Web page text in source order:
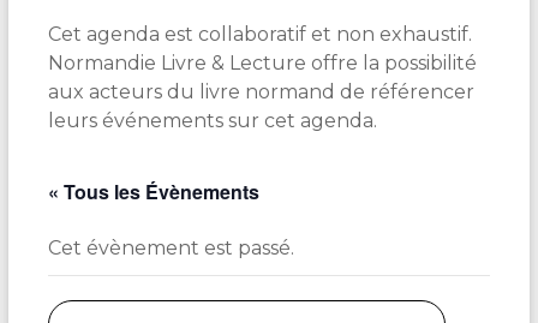
Cet agenda est collaboratif et non exhaustif.
Normandie Livre & Lecture offre la possibilité
aux acteurs du livre normand de référencer
leurs événements sur cet agenda.
« Tous les Évènements
Cet évènement est passé.